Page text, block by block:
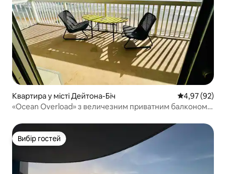
Квартира у місті Дейтона-Біч Середня
4,97 (92)
«Ocean Overload» з величезним приватним балконом
Вибір гостей
Вибір гостей